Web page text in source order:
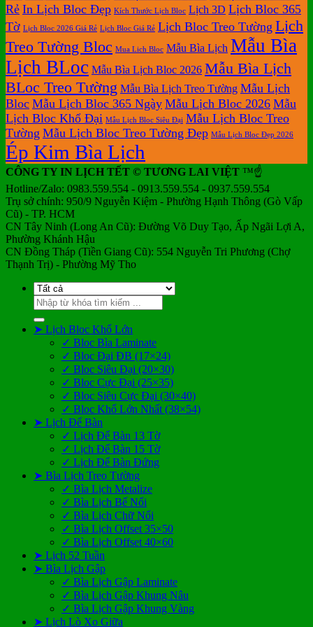
Bàn
Rẻ In Lịch Bloc Đẹp Kích Thước Lịch Bloc Lịch 3D Lịch Bloc 365
Tờ Lịch Bloc 2026 Giá Rẻ Lịch Bloc Giá Rẻ Lịch Bloc Treo Tường Lịch
Treo Tường Bloc Mua Lich Bloc Mẫu Bìa Lịch Mẫu Bìa
Lịch BLoc Mẫu Bìa Lịch Bloc 2026 Mẫu Bìa Lịch
BLoc Treo Tường Mẫu Bìa Lịch Treo Tường Mẫu Lịch
Bloc Mẫu Lịch Bloc 365 Ngày Mẫu Lịch Bloc 2026 Mẫu
Lịch Bloc Khổ Đại Mẫu Lịch Bloc Siêu Đại Mẫu Lịch Bloc Treo
Tường Mẫu Lịch Bloc Treo Tường Đẹp Mẫu Lịch Bloc Đẹp 2026
Ép Kim Bìa Lịch
CÔNG TY IN LỊCH TẾT © TƯƠNG LAI VIỆT ™☝️
Hotline/Zalo: 0983.559.554 - 0913.559.554 - 0937.559.554
Trụ sở chính: 950/9 Nguyễn Kiệm - Phường Hạnh Thông (Gò Vấp
Cũ) - TP. HCM
CN Tây Ninh (Long An Cũ): Đường Võ Duy Tạo, Ấp Ngãi Lợi A,
Phường Khánh Hậu
CN Đồng Tháp (Tiền Giang Cũ): 554 Nguyễn Tri Phương (Chợ
Thạnh Trị) - Phường Mỹ Tho
Tìm
kiếm:
➤ Lịch Bloc Khổ Lớn
✓ Bloc Bìa Laminate
✓ Bloc Đại ĐB (17×24)
✓ Bloc Siêu Đại (20×30)
✓ Bloc Cực Đại (25×35)
✓ Bloc Siêu Cực Đại (30×40)
✓ Bloc Khổ Lớn Nhất (38×54)
➤ Lịch Để Bàn
✓ Lịch Để Bàn 13 Tờ
✓ Lịch Để Bàn 15 Tờ
✓ Lịch Để Bàn Đứng
➤ Bìa Lịch Treo Tường
✓ Bìa Lịch Metalize
✓ Bìa Lịch Bế Nổi
✓ Bìa Lịch Chữ Nổi
✓ Bìa Lịch Offset 35×50
✓ Bìa Lịch Offset 40×60
➤ Lịch 52 Tuần
➤ Bìa Lịch Gập
✓ Bìa Lịch Gập Laminate
✓ Bìa Lịch Gập Khung Nâu
✓ Bìa Lịch Gập Khung Vàng
➤ Lịch Lò Xo Giữa